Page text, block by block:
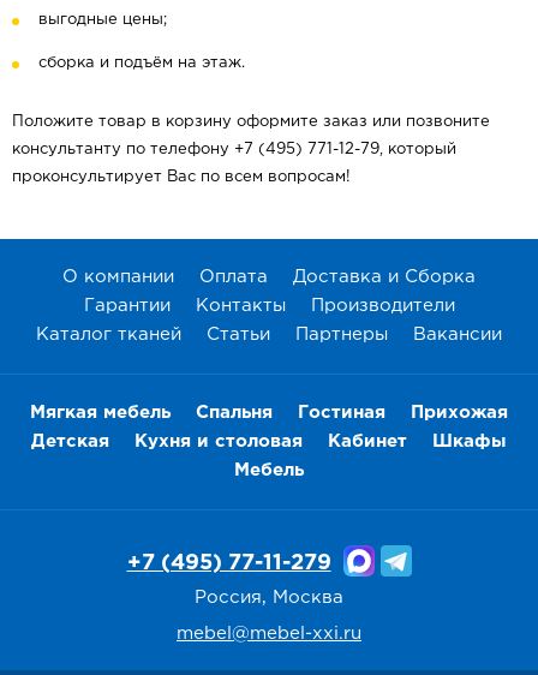
выгодные цены;
сборка и подъём на этаж.
Положите товар в корзину оформите заказ или позвоните
консультанту по телефону +7 (495) 771-12-79, который
проконсультирует Вас по всем вопросам!
О компании Оплата
Доставка и Сборка
Гарантии
Контакты
Производители
Каталог тканей
Статьи Партнеры Вакансии
Мягкая мебель Спальня Гостиная
Прихожая
Детская
Кухня и столовая Кабинет
Шкафы
Мебель
+7 (495) 77-11-279
Россия, Москва
mebel@mebel-xxi.ru